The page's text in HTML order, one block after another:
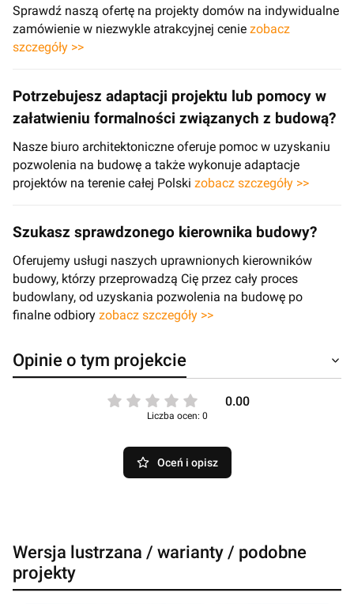
Sprawdź naszą ofertę na projekty domów na indywidualne
zamówienie w niezwykle atrakcyjnej cenie zobacz
szczegóły >>
Potrzebujesz adaptacji projektu lub pomocy w
załatwieniu formalności związanych z budową?
Nasze biuro architektoniczne oferuje pomoc w uzyskaniu
pozwolenia na budowę a także wykonuje adaptacje
projektów na terenie całej Polski zobacz szczegóły >>
Szukasz sprawdzonego kierownika budowy?
Oferujemy usługi naszych uprawnionych kierowników
budowy, którzy przeprowadzą Cię przez cały proces
budowlany, od uzyskania pozwolenia na budowę po
finalne odbiory zobacz szczegóły >>
Opinie o tym projekcie
0.00
Liczba ocen: 0
Oceń i opisz
Wersja lustrzana / warianty / podobne
projekty